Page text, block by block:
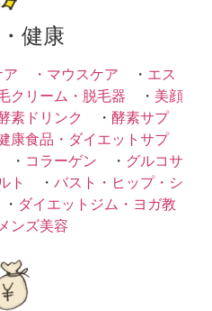
健康
ア ・ マウスケア ・ エス
クリーム・脱毛器 ・ 美顔
素ドリンク ・ 酵素サプ
康食品・ダイエットサプ
・ コラーゲン ・ グルコサ
ト ・ バスト・ヒップ・シ
ダイエットジム・ヨガ教
メンズ美容